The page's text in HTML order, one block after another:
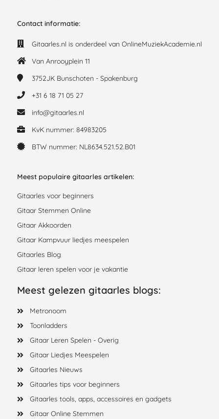
Contact informatie:
Gitaarles.nl is onderdeel van OnlineMuziekAcademie.nl
Van Anrooyplein 11
3752JK Bunschoten - Spakenburg
+31 6 18 71 05 27
info@gitaarles.nl
KvK nummer: 84983205
BTW nummer: NL8634.521.52.B01
Meest populaire gitaarles artikelen:
Gitaarles voor beginners
Gitaar Stemmen Online
Gitaar Akkoorden
Gitaar Kampvuur liedjes meespelen
Gitaarles Blog
Gitaar leren spelen voor je vakantie
Meest gelezen gitaarles blogs:
Metronoom
Toonladders
Gitaar Leren Spelen - Overig
Gitaar Liedjes Meespelen
Gitaarles Nieuws
Gitaarles tips voor beginners
Gitaarles tools, apps, accessoires en gadgets
Gitaar Online Stemmen